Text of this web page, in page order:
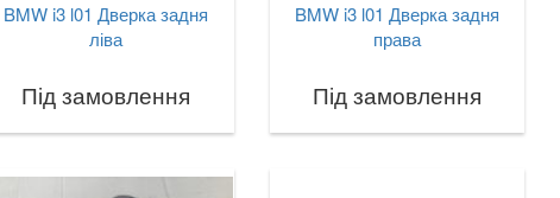
BMW i3 l01 Дверка задня
ліва
Під замовлення
BMW i3 l01 Дверка задня
права
Під замовлення